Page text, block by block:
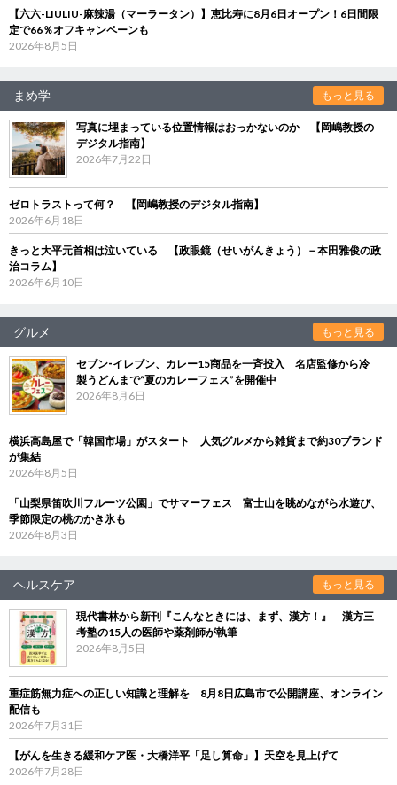
【六六-LIULIU-麻辣湯（マーラータン）】恵比寿に8月6日オープン！6日間限
定で66％オフキャンペーンも
2026年8月5日
まめ学 もっと見る
写真に埋まっている位置情報はおっかないのか 【岡嶋教授の
デジタル指南】
2026年7月22日
ゼロトラストって何？ 【岡嶋教授のデジタル指南】
2026年6月18日
きっと大平元首相は泣いている 【政眼鏡（せいがんきょう）－本田雅俊の政
治コラム】
2026年6月10日
グルメ もっと見る
セブン‐イレブン、カレー15商品を一斉投入 名店監修から冷
製うどんまで“夏のカレーフェス”を開催中
2026年8月6日
横浜高島屋で「韓国市場」がスタート 人気グルメから雑貨まで約30ブランド
が集結
2026年8月5日
「山梨県笛吹川フルーツ公園」でサマーフェス 富士山を眺めながら水遊び、
季節限定の桃のかき氷も
2026年8月3日
ヘルスケア もっと見る
現代書林から新刊『こんなときには、まず、漢方！』 漢方三
考塾の15人の医師や薬剤師が執筆
2026年8月5日
重症筋無力症への正しい知識と理解を 8月8日広島市で公開講座、オンライン
配信も
2026年7月31日
【がんを生きる緩和ケア医・大橋洋平「足し算命」】天空を見上げて
2026年7月28日